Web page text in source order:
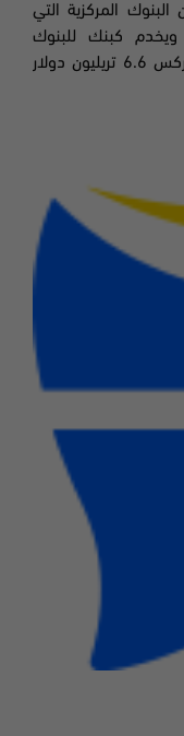
المركزية التي
ويخدم كبنك للبنوك
المركزية.)، بلغ حجم التداول اليومي للفوركس 6.6 تريليون دولار